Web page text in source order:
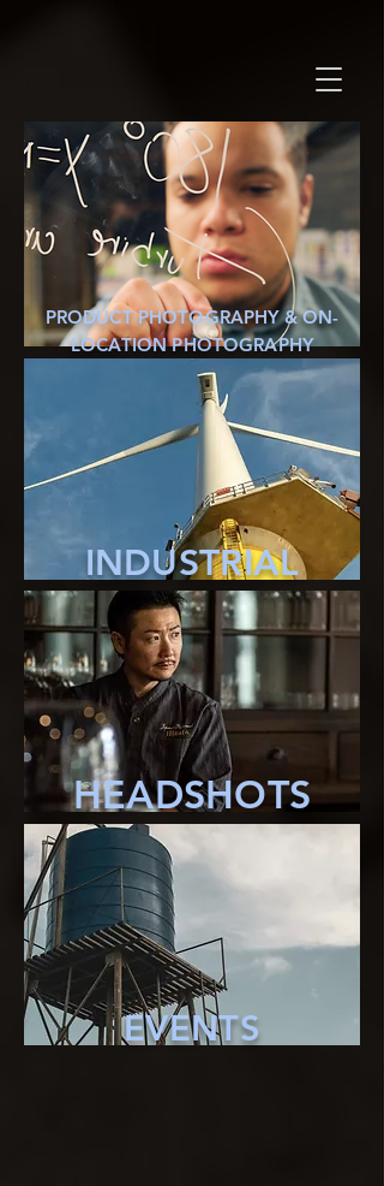
PRODUCT PHOTOGRAPHY & ON-
LOCATION PHOTOGRAPHY
INDUSTRIAL
HEADSHOTS
EVENTS